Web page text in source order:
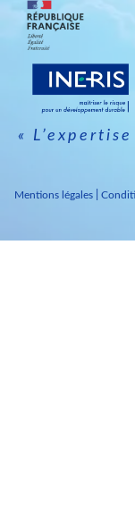
Image
Image
«
Mentions légales